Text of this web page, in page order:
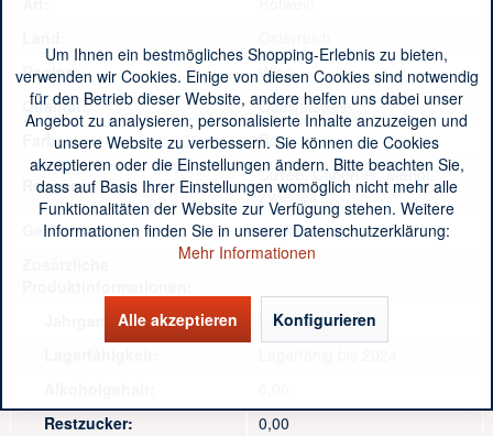
Region:
Wien
Qualität:
Qualitätswein
Farbe:
Rot
Rebsorte:
Cuvée, Cabernet, Merlot,
Zweigelt
Geschmack:
trocken
Jahrgang:
2019
Restzucker:
0,00
Um Ihnen ein bestmögliches Shopping-Erlebnis zu bieten,
verwenden wir Cookies. Einige von diesen Cookies sind notwendig
für den Betrieb dieser Website, andere helfen uns dabei unser
Angebot zu analysieren, personalisierte Inhalte anzuzeigen und
unsere Website zu verbessern. Sie können die Cookies
akzeptieren oder die Einstellungen ändern. Bitte beachten Sie,
dass auf Basis Ihrer Einstellungen womöglich nicht mehr alle
Funktionalitäten der Website zur Verfügung stehen. Weitere
Informationen finden Sie in unserer Datenschutzerklärung:
Mehr Informationen
Alle akzeptieren Konfigurieren